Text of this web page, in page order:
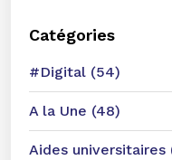
Catégories
#Digital (54)
A la Une (48)
Aides universitaires